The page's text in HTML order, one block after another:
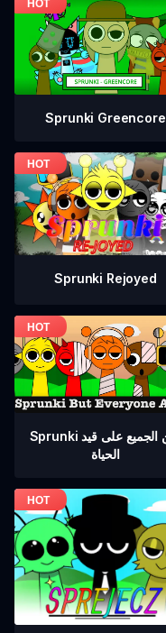
Sprunki Greencore
Sprunki Rejoyed
Sprunki لكن الجميع على قيد
الحياة